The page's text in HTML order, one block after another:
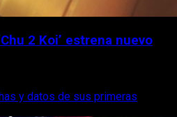
2 Koi’ estrena nuevo
y datos de sus primeras